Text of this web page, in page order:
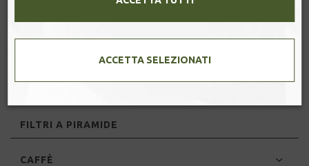
HeiCha: Pu'er e Liu Bao
Tè scented
Art Tea
Tè Aromatizzati
FILTRI A PIRAMIDE
CAFFÈ
ACCETTA SELEZIONATI